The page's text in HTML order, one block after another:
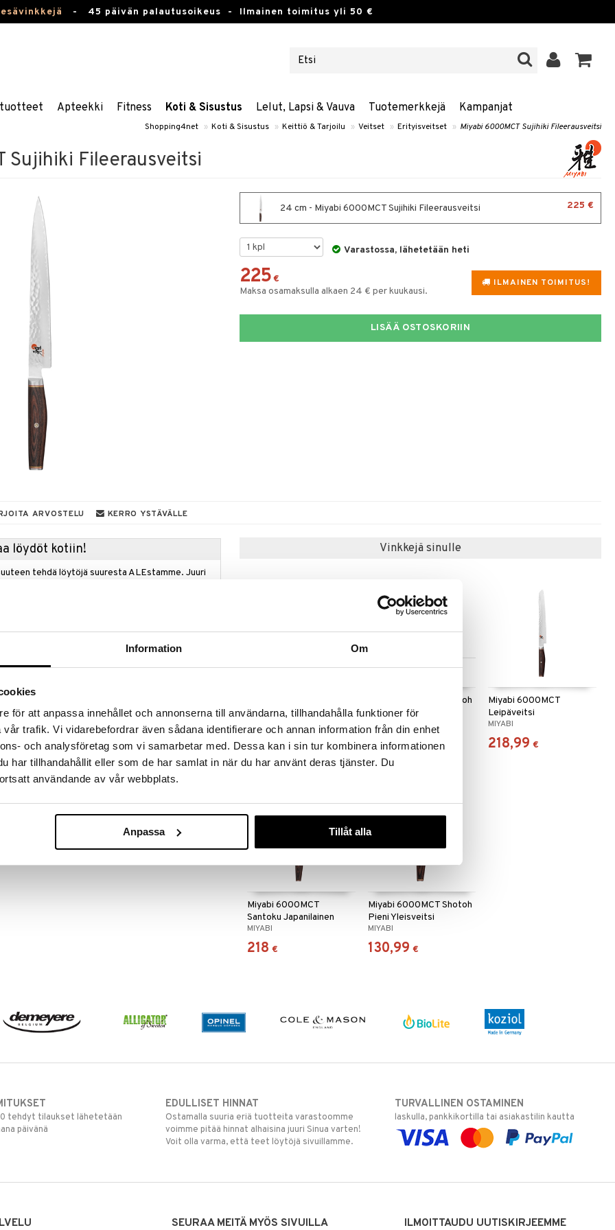
Information Om
för att anpassa innehållet och annonserna till användarna, tillhandahålla funktioner för
trafik. Vi vidarebefordrar även sådana identifierare och annan information från din enhet
och analysföretag som vi samarbetar med. Dessa kan i sin tur kombinera informationen
har tillhandahållit eller som de har samlat in när du har använt deras tjänster. Du
användande av vår webbplats.
Anpassa Tillåt alla
- 45 päivän palautusoikeus - Ilmainen toimitus yli 50 €
Apteekki Fitness Koti & Sisustus Lelut, Lapsi & Vauva Tuotemerkkejä Kampanjat
Shopping4net » Koti & Sisustus » Keittiö & Tarjoilu » Veitset » Erityisveitset » Miyabi 6000MCT Sujihiki Fileerausveitsi
Sujihiki Fileerausveitsi
24 cm - Miyabi 6000MCT Sujihiki Fileerausveitsi 225 €
Varastossa, lähetetään heti
ILMAINEN TOIMITUS!
225 €
Maksa osamaksulla alkaen 24 € per kuukausi.
LISÄÄ OSTOSKORIIN
ARVOSTELU KERRO YSTÄVÄLLE
löydöt kotiin!
tehdä löytöjä suuresta ALEstamme. Juuri
ale-löydöt »
ydin mikrokarbidia MC63-teräsjauheesta, joka on
Veitsi on muotoiltu erityisesti lihan ja kalan
mikrokarbidi-teräsjauheesta, joka on pinnoitettu
on tehty kaksi kovetuskäsittelyä, kuten
lisää Miyabi-veisten stabiliteettia ja myös
käytössä.
Vinkkejä sinulle
Fileerausveitsi
385,80 €
Saatavana useana
Miyabi 6000MCT Gyutoh
Kokkiveitsi
MIYABI
alk.179,99 €
Miyabi 6000MCT
Leipäveitsi
MIYABI
218,99 €
Miyabi 6000MCT
Santoku Japanilainen
kokkiveitsi
MIYABI
218 €
Miyabi 6000MCT Shotoh
Pieni Yleisveitsi
MIYABI
130,99 €
tehdyt tilaukset lähetetään
päivänä
EDULLISET HINNAT
Ostamalla suuria eriä tuotteita varastoomme
voimme pitää hinnat alhaisina juuri Sinua varten!
Voit olla varma, että teet löytöjä sivuillamme.
TURVALLINEN OSTAMINEN
laskulla, pankkikortilla tai asiakastilin kautta
SEURAA MEITÄ MYÖS SIVUILLA ILMOITTAUDU UUTISKIRJEEMME